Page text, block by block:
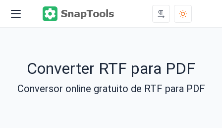
Converter RTF para PDF
Conversor online gratuito de RTF para PDF